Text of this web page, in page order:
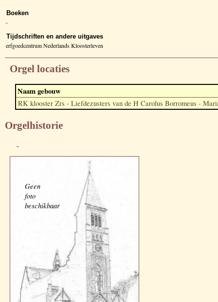
Boeken
-
Tijdschriften en andere uitgaves
erfgoedcentrum Nederlands Kloosterleven
Orgel locaties
Naam gebouw
RK klooster Zrs - Liefdezusters van de H Carolus Borromeus -
Orgelhistorie
-
Geen
foto
beschikbaar